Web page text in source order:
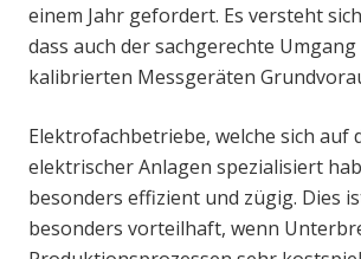
einem Jahr gefordert. Es versteht
dass auch der sachgerechte
kalibrierten Messgeräten
Elektrofachbetriebe, welche sich auf
elektrischer Anlagen spezialisiert
besonders effizient und zügig. Dies
besonders vorteilhaft, wenn